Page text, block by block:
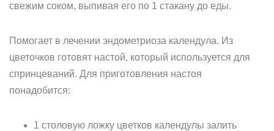
свежим соком, выпивая его по 1 стакану до еды.
Помогает в лечении эндометриоза календула. Из
цветочков готовят настой, который используется для
спринцеваний. Для приготовления настоя
понадобится:
1 столовую ложку цветков календулы залить